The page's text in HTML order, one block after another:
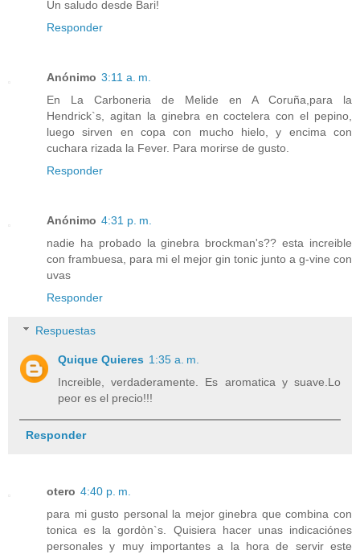
Un saludo desde Bari!
Responder
Anónimo 3:11 a. m.
En La Carboneria de Melide en A Coruña,para la
Hendrick`s, agitan la ginebra en coctelera con el pepino,
luego sirven en copa con mucho hielo, y encima con
cuchara rizada la Fever. Para morirse de gusto.
Responder
Anónimo 4:31 p. m.
nadie ha probado la ginebra brockman's?? esta increible
con frambuesa, para mi el mejor gin tonic junto a g-vine con
uvas
Responder
Respuestas
Quique Quieres 1:35 a. m.
Increible, verdaderamente. Es aromatica y suave.Lo
peor es el precio!!!
Responder
otero 4:40 p. m.
para mi gusto personal la mejor ginebra que combina con
tonica es la gordòn`s. Quisiera hacer unas indicaciónes
personales y muy importantes a la hora de servir este